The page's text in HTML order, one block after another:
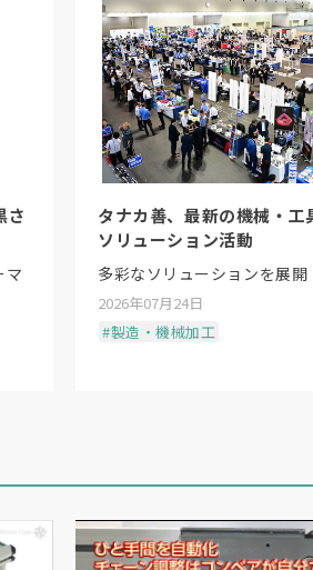
題があり、その手法は一度断念
て接点を持った電研との連携が
久かつ高認識性を持つアルミ製
できるとは想像していませんで
・桐島豊常務）。
境規制の強化により使用が制限
。特許こそ取得していないもの
さ
マ
タナカ善、最新の機械・工
ソリューション活動
多彩なソリューションを展開
2026年07月24日
#製造・機械加工